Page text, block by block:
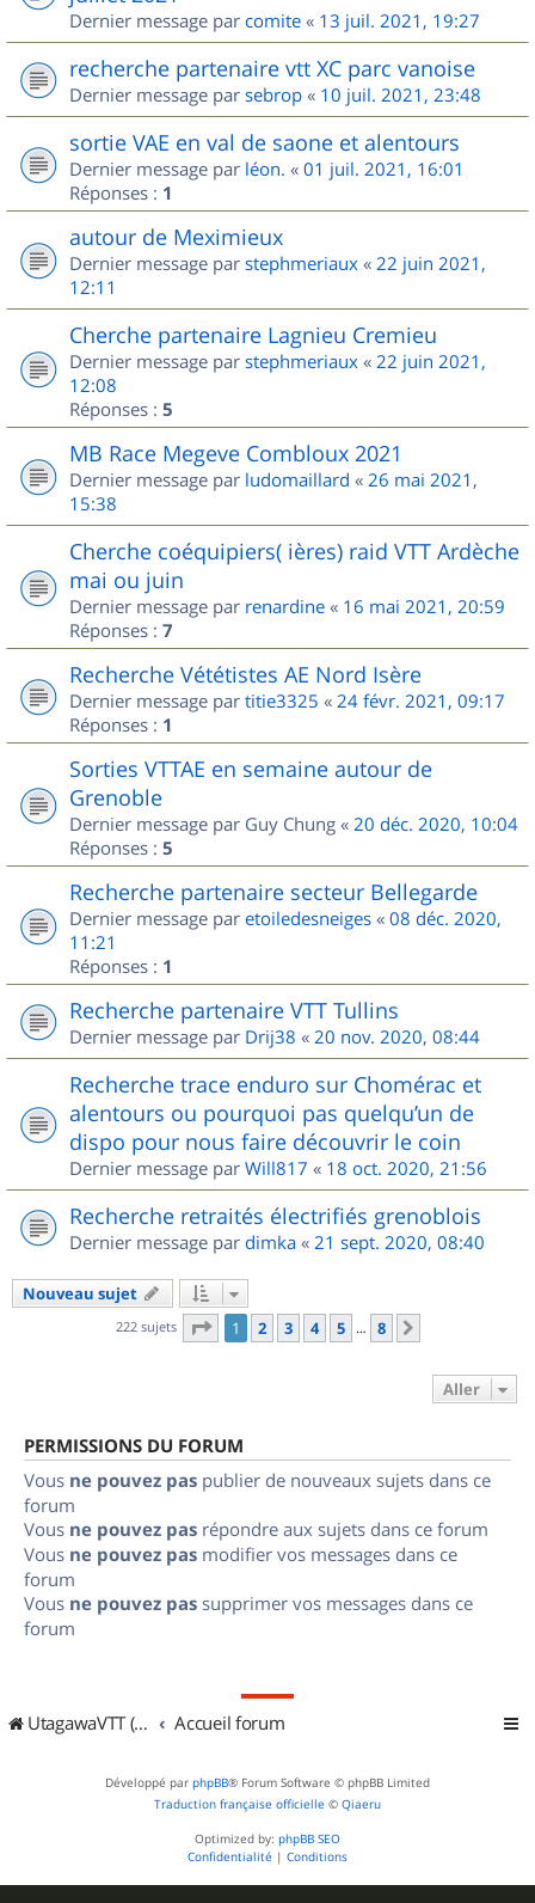
Dernier message par comite « 13 juil. 2021, 19:27
recherche partenaire vtt XC parc vanoise
Dernier message par sebrop « 10 juil. 2021, 23:48
sortie VAE en val de saone et alentours
Dernier message par léon. « 01 juil. 2021, 16:01
Réponses : 1
autour de Meximieux
Dernier message par stephmeriaux « 22 juin 2021,
12:11
Cherche partenaire Lagnieu Cremieu
Dernier message par stephmeriaux « 22 juin 2021,
12:08
Réponses : 5
MB Race Megeve Combloux 2021
Dernier message par ludomaillard « 26 mai 2021,
15:38
Cherche coéquipiers( ières) raid VTT Ardèche
mai ou juin
Dernier message par renardine « 16 mai 2021, 20:59
Réponses : 7
Recherche Vététistes AE Nord Isère
Dernier message par titie3325 « 24 févr. 2021, 09:17
Réponses : 1
Sorties VTTAE en semaine autour de
Grenoble
Dernier message par Guy Chung « 20 déc. 2020, 10:04
Réponses : 5
Recherche partenaire secteur Bellegarde
Dernier message par etoiledesneiges « 08 déc. 2020,
11:21
Réponses : 1
Recherche partenaire VTT Tullins
Dernier message par Drij38 « 20 nov. 2020, 08:44
Recherche trace enduro sur Chomérac et
alentours ou pourquoi pas quelqu’un de
dispo pour nous faire découvrir le coin
Dernier message par Will817 « 18 oct. 2020, 21:56
Recherche retraités électrifiés grenoblois
Dernier message par dimka « 21 sept. 2020, 08:40
Nouveau sujet
222 sujets Page 1sur
1 2 3 4 5 … 8
Aller
PERMISSIONS DU FORUM
Vous ne pouvez pas publier de nouveaux sujets dans ce
forum
Vous ne pouvez pas répondre aux sujets dans ce forum
Vous ne pouvez pas modifier vos messages dans ce
forum
Vous ne pouvez pas supprimer vos messages dans ce
forum
UtagawaVTT (Randos VTT et VTTAE avec traces GPS) Accueil forum
Développé par phpBB® Forum Software © phpBB Limited
Traduction française officielle © Qiaeru
Optimized by: phpBB SEO
Confidentialité | Conditions